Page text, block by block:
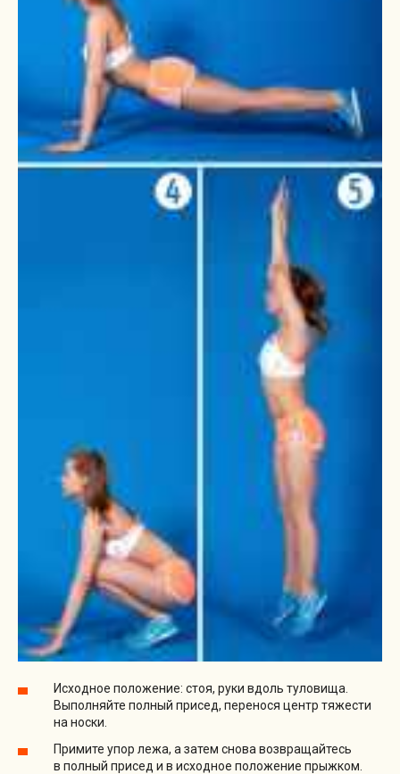
Исходное положение: стоя, руки вдоль туловища.
Выполняйте полный присед, перенося центр тяжести
на носки.
Примите упор лежа, а затем снова возвращайтесь
в полный присед и в исходное положение прыжком.